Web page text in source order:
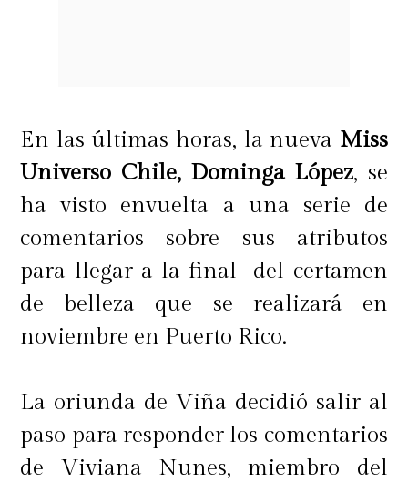
En las últimas horas, la nueva Miss
Universo Chile, Dominga López, se
ha visto envuelta a una serie de
comentarios sobre sus atributos
para llegar a la final del certamen
de belleza que se realizará en
noviembre en Puerto Rico.
La oriunda de Viña decidió salir al
paso para responder los comentarios
de Viviana Nunes, miembro del